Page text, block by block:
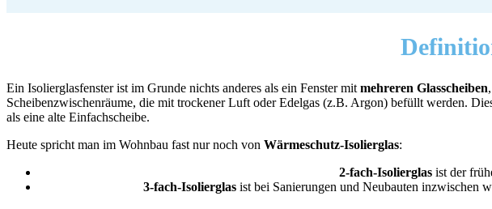
Ein Isolierglasfenster ist im Grunde nichts anderes als ein Fenster mit mehreren Glasscheiben
Scheibenzwischenräume, die mit trockener Luft oder Edelgas (z.B. Argon) befüllt werden.
als eine alte Einfachscheibe.
Heute spricht man im Wohnbau fast nur noch von Wärmeschutz-Isolierglas:
2-fach-Isolierglasist der
3-fach-Isolierglas ist bei Sanierungen und Neubauten inzwischen